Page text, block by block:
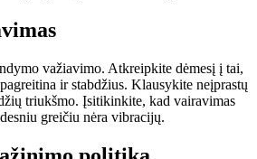
važiavimo. Atkreipkite dėmesį į tai,
ir stabdžius. Klausykite neįprastų
triukšmo. Įsitikinkite, kad vairavimas
greičiu nėra vibracijų.